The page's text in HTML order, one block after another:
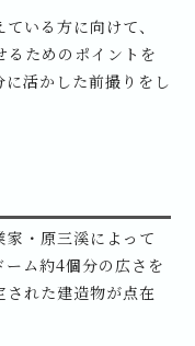
いる方に向けて、
ためのポイントを
活かした前撮りをし
・原三溪によって
ム約4個分の広さを
れた建造物が点在